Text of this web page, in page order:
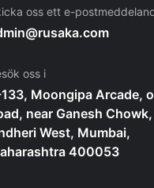
oss ett e-
oss i
Moongipa Arcade,
near Ganesh
West, Mumbai,
400053